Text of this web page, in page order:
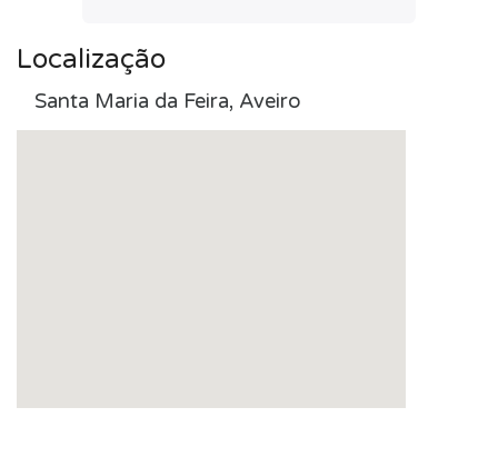
Localização
Santa Maria da Feira, Aveiro